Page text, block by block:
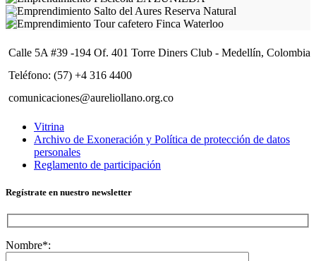
Calle 5A #39 -194 Of. 401 Torre Diners Club - Medellín, Colombia
Teléfono: (57) +4 316 4400
comunicaciones@aureliollano.org.co
Vitrina
Archivo de Exoneración y Política de protección de datos
personales
Reglamento de participación
Regístrate en nuestro newsletter
Nombre*: